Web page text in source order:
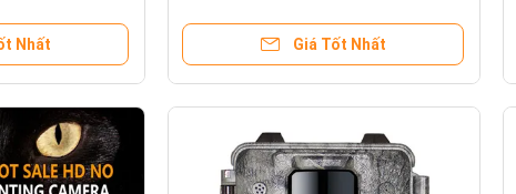
hoạt để săn
Nhất
Lưu trữ 0.3s Phản ứng Game Trail
Giá Tốt Nhất